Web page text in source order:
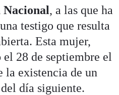
, a las que ha
testigo que resulta
Esta mujer,
28 de septiembre el
la existencia de un
día siguiente.